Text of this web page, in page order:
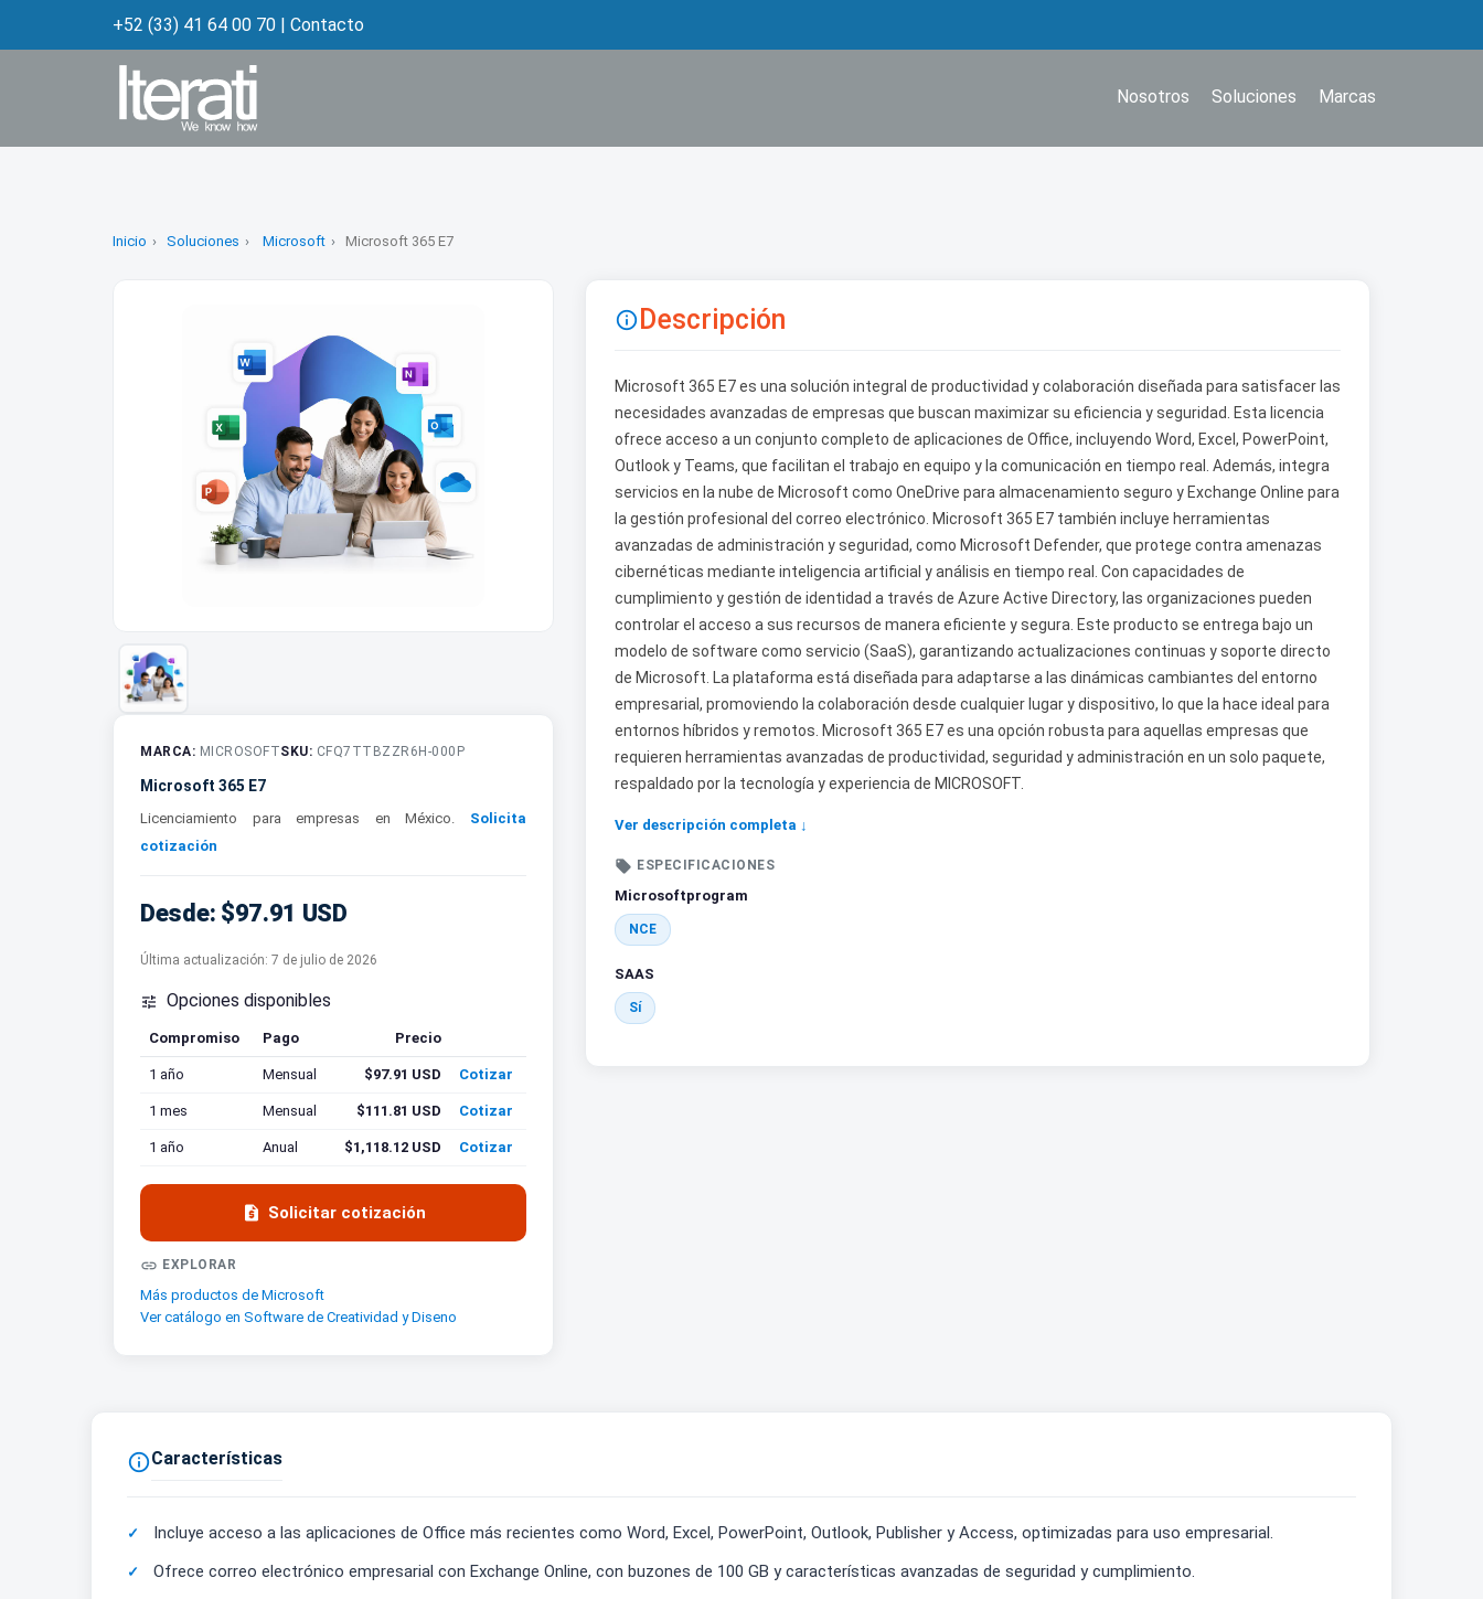
+52 (33) 41 64 00 70 | Contacto
Marcas
Soluciones
Nosotros
Inicio Soluciones Microsoft Microsoft 365 E7
MARCA: MICROSOFTSKU: CFQ7TTBZZR6H-000P
Microsoft 365 E7
Licenciamiento para empresas en México. Solicita
cotización
Desde: $97.91 USD
Última actualización: 7 de julio de 2026
 Opciones disponibles
Compromiso Pago Precio
1 año
Mensual $97.91 USD Cotizar
1 mes Mensual $111.81 USD Cotizar
1 año Anual $1,118.12 USD Cotizar
 Solicitar cotización
 EXPLORAR
Más productos de Microsoft
Ver catálogo en Software de Creatividad y Diseno
 Descripción
Microsoft 365 E7 es una solución integral de productividad y colaboración diseñada para satisfacer las
necesidades avanzadas de empresas que buscan maximizar su eficiencia y seguridad. Esta licencia
ofrece acceso a un conjunto completo de aplicaciones de Office, incluyendo Word, Excel, PowerPoint,
Outlook y Teams, que facilitan el trabajo en equipo y la comunicación en tiempo real. Además, integra
servicios en la nube de Microsoft como OneDrive para almacenamiento seguro y Exchange Online para
la gestión profesional del correo electrónico. Microsoft 365 E7 también incluye herramientas
avanzadas de administración y seguridad, como Microsoft Defender, que protege contra amenazas
cibernéticas mediante inteligencia artificial y análisis en tiempo real. Con capacidades de
cumplimiento y gestión de identidad a través de Azure Active Directory, las organizaciones pueden
controlar el acceso a sus recursos de manera eficiente y segura. Este producto se entrega bajo un
modelo de software como servicio (SaaS), garantizando actualizaciones continuas y soporte directo
de Microsoft. La plataforma está diseñada para adaptarse a las dinámicas cambiantes del entorno
empresarial, promoviendo la colaboración desde cualquier lugar y dispositivo, lo que la hace ideal para
entornos híbridos y remotos. Microsoft 365 E7 es una opción robusta para aquellas empresas que
requieren herramientas avanzadas de productividad, seguridad y administración en un solo paquete,
respaldado por la tecnología y experiencia de MICROSOFT.
Ver descripción completa ↓
 ESPECIFICACIONES
Microsoftprogram
NCE
SAAS
Sí
Características
Incluye acceso a las aplicaciones de Office más recientes como Word, Excel, PowerPoint, Outlook, Publisher y Access, optimizadas para uso empresarial.
Ofrece correo electrónico empresarial con Exchange Online, con buzones de 100 GB y características avanzadas de seguridad y cumplimiento.